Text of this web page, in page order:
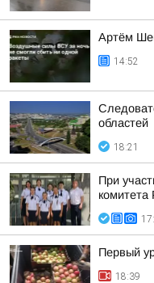
Артём
14:52
областей
18:21
При
комитета
Первый
18:39